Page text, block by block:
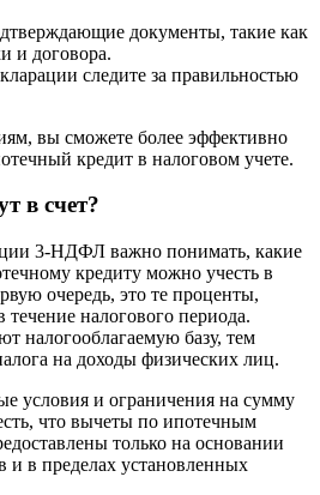
документы, такие как
и договора.
следите за правильностью
вы сможете более эффективно
кредит в налоговом учете.
в счет?
3-НДФЛ важно понимать, какие
кредиту можно учесть в
очередь, это те проценты,
налогового периода.
налогооблагаемую базу, тем
на доходы физических лиц.
условия и ограничения на сумму
что вычеты по ипотечным
только на основании
и в пределах установленных